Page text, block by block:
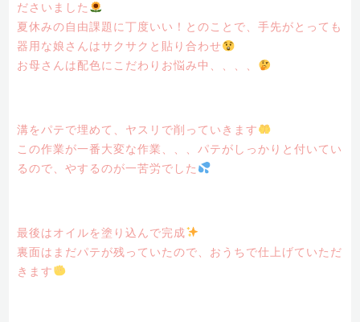
ださいました
夏休みの自由課題に丁度いい！とのことで、手先がとっても
器用な娘さんはサクサクと貼り合わせ
お母さんは配色にこだわりお悩み中、、、、
溝をパテで埋めて、ヤスリで削っていきます
この作業が一番大変な作業、、、パテがしっかりと付いてい
るので、やするのが一苦労でした
最後はオイルを塗り込んで完成
裏面はまだパテが残っていたので、おうちで仕上げていただ
きます